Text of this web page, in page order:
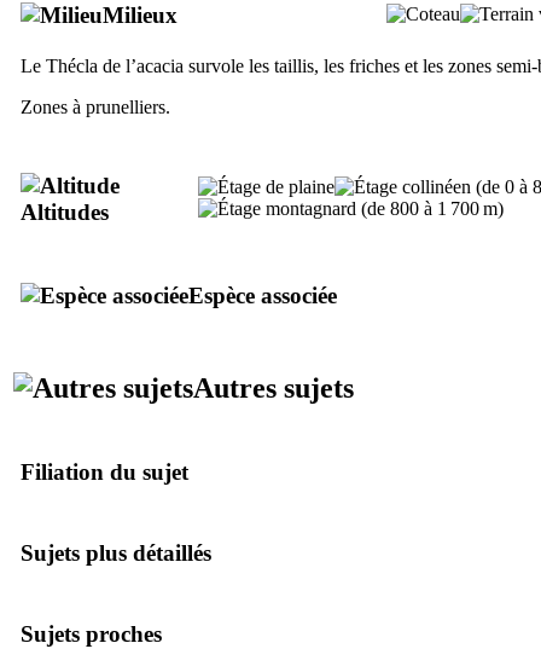
Milieux
Le Thécla de l’acacia survole les taillis, les friches et les zones
Zones à prunelliers.
Altitudes
Espèce associée
Autres sujets
Filiation du sujet
Sujets plus détaillés
Sujets proches